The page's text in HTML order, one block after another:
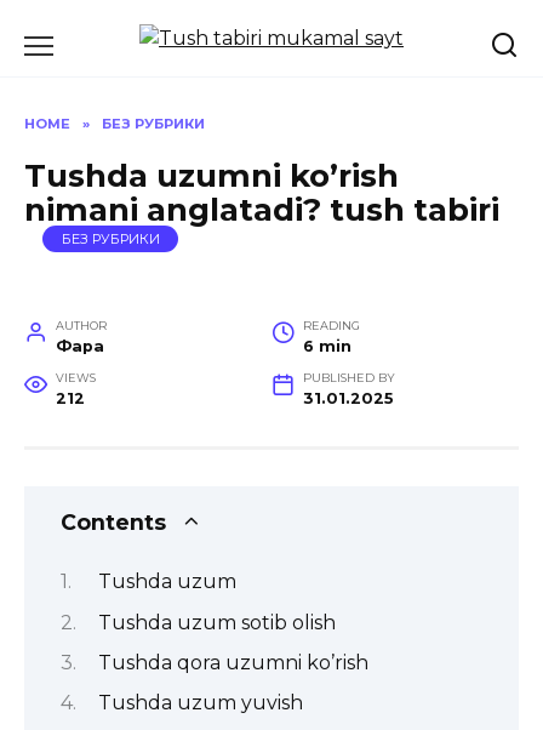
HOME » БЕЗ РУБРИКИ
Tushda uzumni ko’rish
nimani anglatadi? tush tabiri
БЕЗ РУБРИКИ
AUTHOR
Фара
READING
6 min
VIEWS
212
PUBLISHED BY
31.01.2025
Contents
Tushda uzum
Tushda uzum sotib olish
Tushda qora uzumni ko’rish
Tushda uzum yuvish